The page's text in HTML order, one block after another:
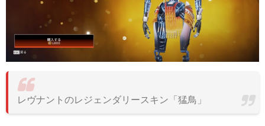
レヴナントのレジェンダリースキン「猛鳥」